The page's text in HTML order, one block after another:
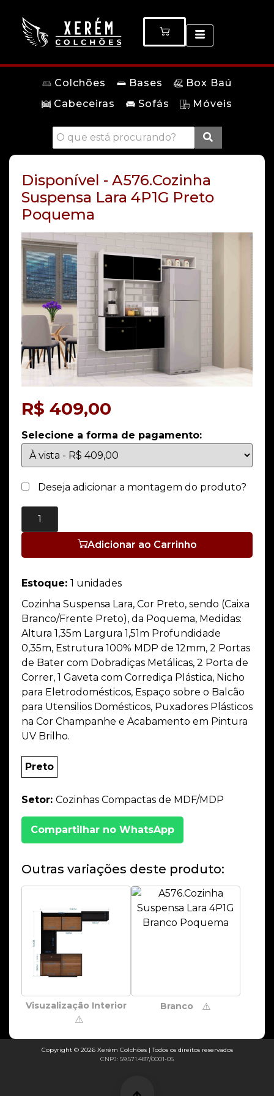
Colchões Bases
Box Baú
Cabeceiras
Sofás Móveis
Disponível - A576.Cozinha
Suspensa Lara 4P1G Preto
Poquema
R$ 409,00
Selecione a forma de pagamento:
Deseja adicionar a montagem do produto?
Adicionar ao Carrinho
Estoque: 1 unidades
Cozinha Suspensa Lara, Cor Preto, sendo (Caixa
Branco/Frente Preto), da Poquema, Medidas:
Altura 1,35m Largura 1,51m Profundidade
0,35m, Estrutura 100% MDP de 12mm, 2 Portas
de Bater com Dobradiças Metálicas, 2 Porta de
Correr, 1 Gaveta com Corrediça Plástica, Nicho
para Eletrodomésticos, Espaço sobre o Balcão
para Utensilios Domésticos, Puxadores Plásticos
na Cor Champanhe e Acabamento em Pintura
UV Brilho.
Preto
Setor: Cozinhas Compactas de MDF/MDP
Compartilhar no WhatsApp
Outras variações deste produto:
Visuzalização Interior
⚠️
Branco ⚠️
Copyright © 2026 Xerém Colchões | Todos os direitos reservados
CNPJ: 59.571.487/0001-05